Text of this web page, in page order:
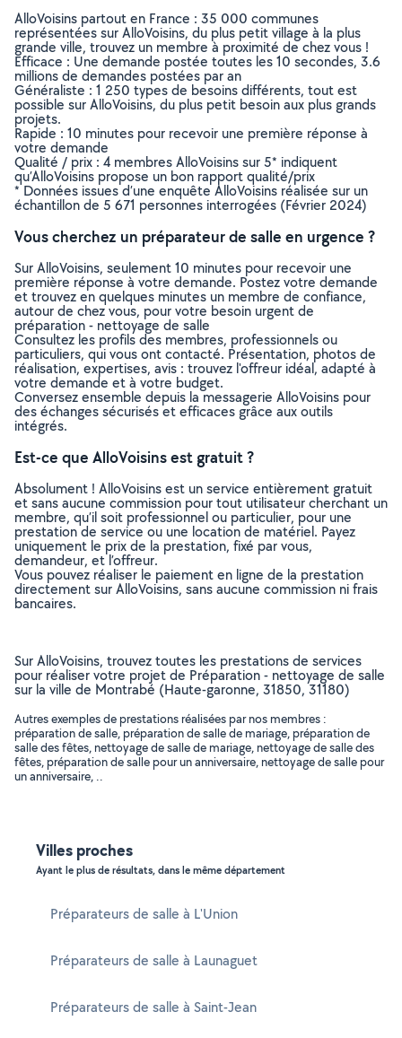
AlloVoisins partout en France : 35 000 communes
représentées sur AlloVoisins, du plus petit village à la plus
grande ville, trouvez un membre à proximité de chez vous !
Efficace : Une demande postée toutes les 10 secondes, 3.6
millions de demandes postées par an
Généraliste : 1 250 types de besoins différents, tout est
possible sur AlloVoisins, du plus petit besoin aux plus grands
projets.
Rapide : 10 minutes pour recevoir une première réponse à
votre demande
Qualité / prix : 4 membres AlloVoisins sur 5* indiquent
qu’AlloVoisins propose un bon rapport qualité/prix
* Données issues d’une enquête AlloVoisins réalisée sur un
échantillon de 5 671 personnes interrogées (Février 2024)
Vous cherchez un préparateur de salle en urgence ?
Sur AlloVoisins, seulement 10 minutes pour recevoir une
première réponse à votre demande. Postez votre demande
et trouvez en quelques minutes un membre de confiance,
autour de chez vous, pour votre besoin urgent de
préparation - nettoyage de salle
Consultez les profils des membres, professionnels ou
particuliers, qui vous ont contacté. Présentation, photos de
réalisation, expertises, avis : trouvez l'offreur idéal, adapté à
votre demande et à votre budget.
Conversez ensemble depuis la messagerie AlloVoisins pour
des échanges sécurisés et efficaces grâce aux outils
intégrés.
Est-ce que AlloVoisins est gratuit ?
Absolument ! AlloVoisins est un service entièrement gratuit
et sans aucune commission pour tout utilisateur cherchant un
membre, qu’il soit professionnel ou particulier, pour une
prestation de service ou une location de matériel. Payez
uniquement le prix de la prestation, fixé par vous,
demandeur, et l’offreur.
Vous pouvez réaliser le paiement en ligne de la prestation
directement sur AlloVoisins, sans aucune commission ni frais
bancaires.
Sur AlloVoisins, trouvez toutes les prestations de services
pour réaliser votre projet de Préparation - nettoyage de salle
sur la ville de Montrabé (Haute-garonne, 31850, 31180)
Autres exemples de prestations réalisées par nos membres :
préparation de salle, préparation de salle de mariage, préparation de
salle des fêtes, nettoyage de salle de mariage, nettoyage de salle des
fêtes, préparation de salle pour un anniversaire, nettoyage de salle pour
un anniversaire, ..
Villes proches
Ayant le plus de résultats, dans le même département
Préparateurs de salle à L'Union
Préparateurs de salle à Launaguet
Préparateurs de salle à Saint-Jean